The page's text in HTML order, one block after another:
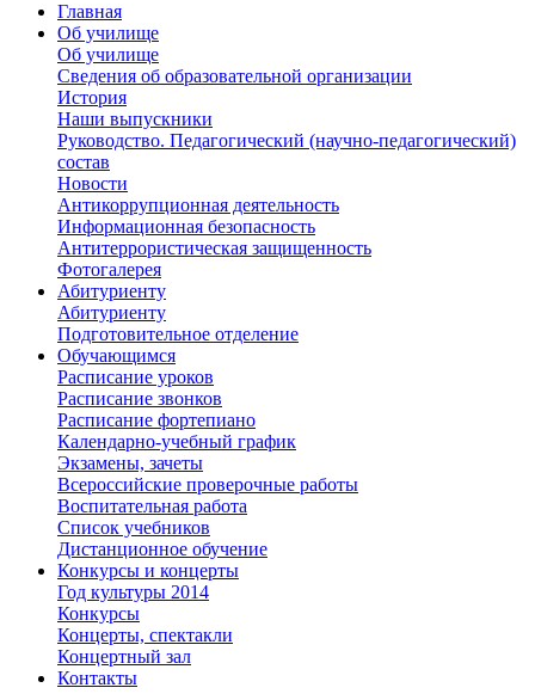
Главная
Об училище
Об училище
Сведения об образовательной организации
История
Наши выпускники
Руководство. Педагогический (научно-педагогический)
состав
Новости
Антикоррупционная деятельность
Информационная безопасность
Антитеррористическая защищенность
Фотогалерея
Абитуриенту
Абитуриенту
Подготовительное отделение
Обучающимся
Расписание уроков
Расписание звонков
Расписание фортепиано
Календарно-учебный график
Экзамены, зачеты
Всероссийские проверочные работы
Воспитательная работа
Список учебников
Дистанционное обучение
Конкурсы и концерты
Год культуры 2014
Конкурсы
Концерты, спектакли
Концертный зал
Контакты